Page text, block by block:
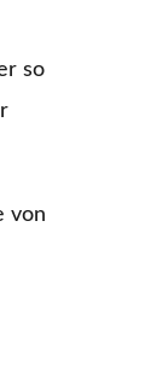
so
von